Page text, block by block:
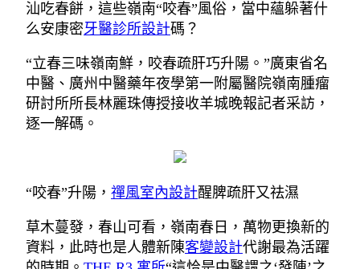
汕吃春餅，這些嶺南“咬春”風俗，當中蘊躲著什
么安康密牙醫診所設計碼？
“立春三味嶺南鮮，咬春疏肝巧升陽。”廣東省名
中醫、廣州中醫藥年夜學第一附屬醫院嶺南腫瘤
研討所所長林麗珠傳授接收羊城晚報記者采訪，
逐一解碼。
“咬春”升陽， 禪風室內設計醒脾疏肝又祛濕
草木蔓發，春山可看，嶺南春日，萬物更換新的
資料，此時也是人體新陳客變設計代謝最為活躍